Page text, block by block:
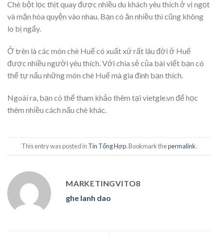
Chè bột lọc thịt quay được nhiều du khách yêu thích ở vị ngọt
và mặn hòa quyện vào nhau. Bạn có ăn nhiều thì cũng không
lo bị ngấy.
Ở trên là các món chè Huế có xuất xứ rất lâu đời ở Huế
được nhiều người yêu thích. Với chia sẻ của bài viết bạn có
thể tự nấu những món chè Huế mà gia đình bạn thích.
Ngoài ra, bạn có thể tham khảo thêm tại vietgle.vn để học
thêm nhiều cách nấu chè khác.
This entry was posted in Tin Tổng Hợp. Bookmark thepermalink.
MARKETINGVITO8
ghe lanh dao